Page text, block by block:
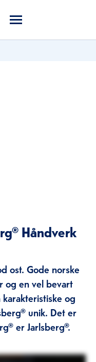
Håndverk
ost. Gode norske
og en vel bevart
og
unik. Det er
er Jarlsberg®.